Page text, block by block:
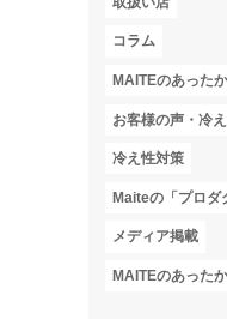
コラム
MAITEのあった
お客様の声・冷
冷え性対策
Maiteの「プロダ
メディア掲載
MAITEのあった